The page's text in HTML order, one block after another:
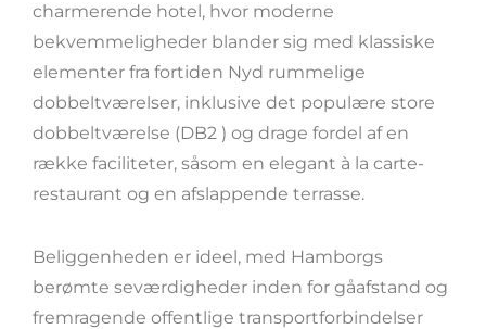
charmerende hotel, hvor moderne
bekvemmeligheder blander sig med klassiske
elementer fra fortiden Nyd rummelige
dobbeltværelser, inklusive det populære store
dobbeltværelse (DB2 ) og drage fordel af en
række faciliteter, såsom en elegant à la carte-
restaurant og en afslappende terrasse.
Beliggenheden er ideel, med Hamborgs
berømte seværdigheder inden for gåafstand og
fremragende offentlige transportforbindelser